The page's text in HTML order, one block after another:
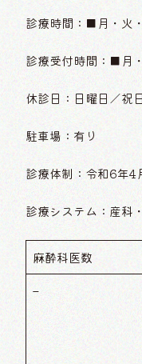
診療時間：■月・火
診療受付時間：■月
休診日：日曜日／祝
駐車場：有り
診療体制：令和6年4
診療システム：産科
麻酔科医数
–